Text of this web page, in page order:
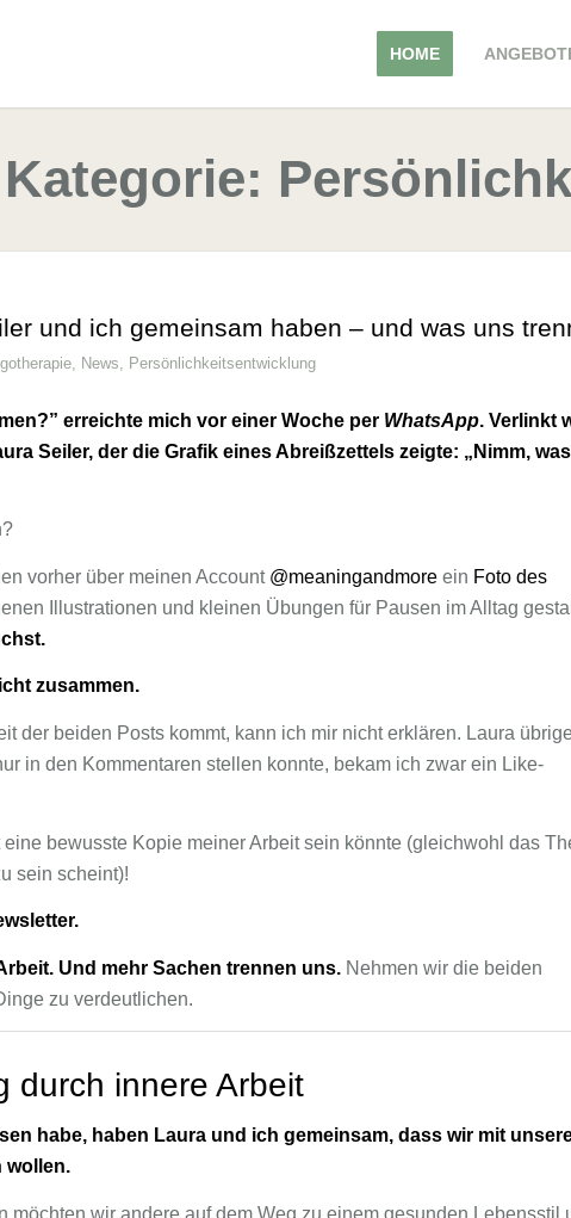
HOME
und ich gemeinsam haben – und was uns
, News, Persönlichkeitsentwicklung
erreichte mich vor einer Woche per WhatsApp. Verlinkt
Seiler, der die Grafik eines Abreißzettels zeigte: „Nimm,
vorher über meinen Account @meaningandmoreein Foto des
Illustrationen und kleinen Übungen für Pausen im Alltag
zusammen.
der beiden Posts kommt, kann ich mir nicht erklären. Laura
in den Kommentaren stellen konnte, bekam ich zwar ein Like-
bewusste Kopie meiner Arbeit sein könnte (gleichwohl das
sein scheint)!
Und mehr Sachen trennen uns. Nehmen wir die beiden
zu verdeutlichen.
durch innere Arbeit
habe, haben Laura und ich gemeinsam, dass wir mit
wollen.
möchten wir andere auf dem Weg zu einem gesunden Lebensstil